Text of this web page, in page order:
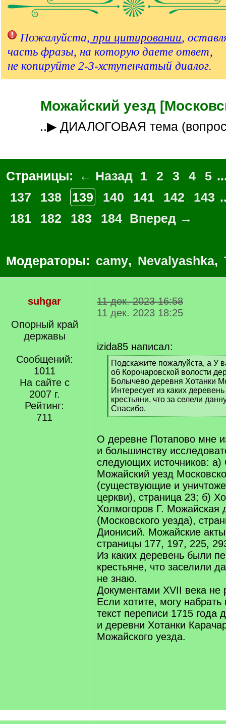
Пожалуйста, при цитировании,
часть фразы, на которую даете ответ,
не копируйте 2-3-хступенчатый диалог.
Можайский уезд
..▶ ДИАЛОГОВАЯ тема
Страницы: ← Назад 1 2 3 4 5
137
138 139 140 141 142 143
181
182 183 184 Вперед →
Модераторы: camy, Nevalyashka,
suhgar
Опорный край
державы
Сообщений:
1011
На сайте с
2007 г.
Рейтинг:
711
11 дек. 2023 16:58
11 дек. 2023 18:25
izida85 написал:
[
q
]
Подскажите пожалуйста, а У
об Корочаровской волости
Болычево деревня Хотанки
Интересует из каких
крестьяни, что за селели
Спасибо.
[
q
]
О деревне Потапово мне
и большинству
следующих источников:
Можайский уезд
(существующие и
церкви), страница 23; б)
Холмогоров Г. Можайская
(Московского уезда),
Дионисий. Можайские
страницы 177, 197, 225,
Из каких деревень были
крестьяне, что заселили
не знаю.
Документами XVII века не
Если хотите, могу
текст переписи 1715 года
и деревни Хотанки
Можайского уезда.